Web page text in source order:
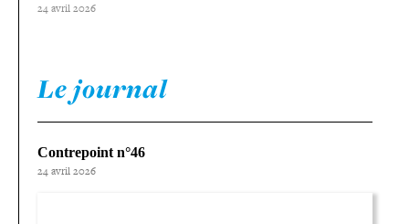
24 avril 2026
Le journal
Contrepoint n°46
24 avril 2026